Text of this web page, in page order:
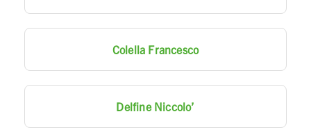
Colella Francesco
Delfine Niccolo’